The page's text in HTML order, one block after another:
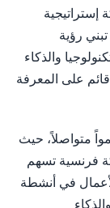
إستراتيجية
رؤية
والذكاء
على المعرفة
متواصلاً، حيث
اليوم 11 ألفا و355 شركة فرنسية تسهم
في أنشطة